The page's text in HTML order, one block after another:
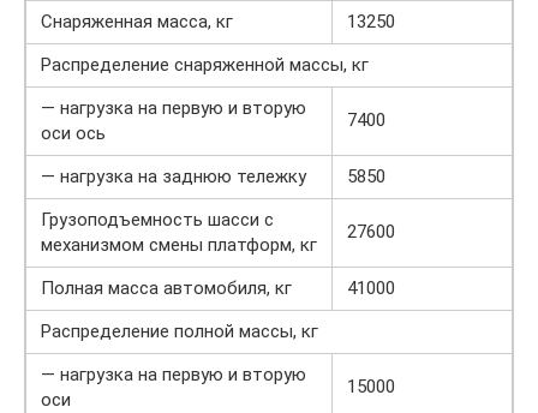
Снаряженная масса, кг
13250
Распределение снаряженной массы, кг
— нагрузка на первую и вторую
оси ось
7400
— нагрузка на заднюю тележку
5850
Грузоподъемность шасси с
механизмом смены платформ, кг
27600
Полная масса автомобиля, кг
41000
Распределение полной массы, кг
— нагрузка на первую и вторую
оси
15000